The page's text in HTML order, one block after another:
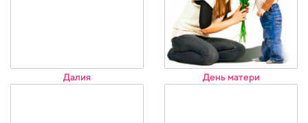
Далия День матери